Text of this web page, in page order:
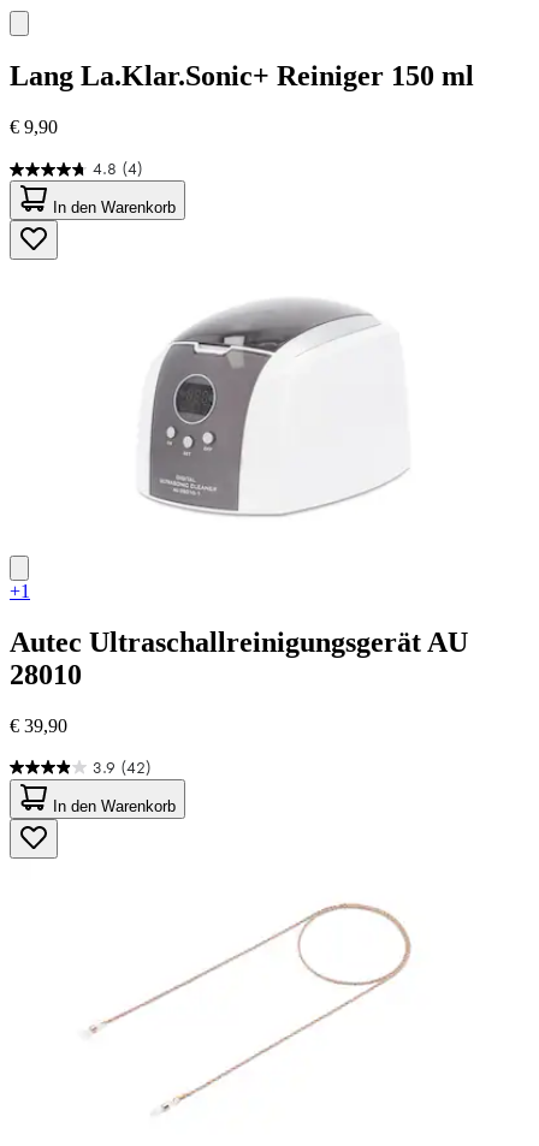
Lang La.Klar.Sonic+ Reiniger 150 ml
€ 9,90
4.8 (4)
4.8
von
5
Sternen.
4
In den Warenkorb
+1
Autec Ultraschallreinigungsgerät AU
28010
€ 39,90
3.9 (42)
3.9
von
5
Sternen.
42
In den Warenkorb